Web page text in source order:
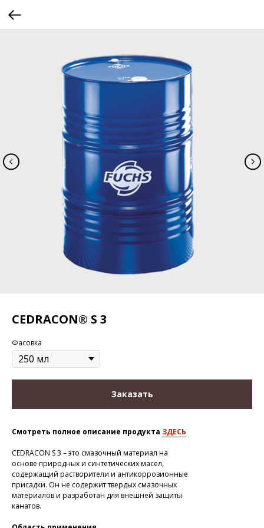
CEDRACON® S 3
Фасовка
Заказать
Смотреть полное описание продукта ЗДЕСЬ
CEDRACON S 3 – это смазочный материал на
основе природных и синтетических масел,
содержащий растворители и антикоррозионные
присадки. Он не содержит твердых смазочных
материалов и разработан для внешней защиты
канатов.